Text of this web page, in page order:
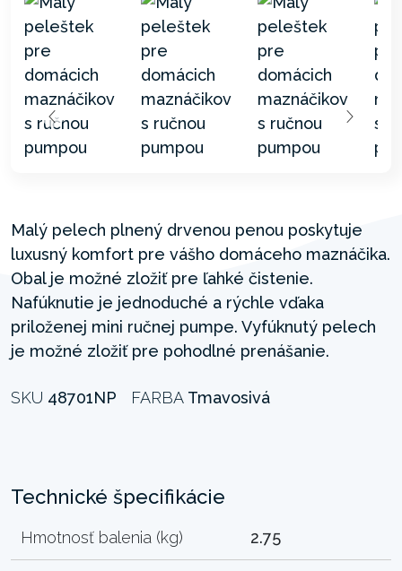
Malý pelech plnený drvenou penou poskytuje
luxusný komfort pre vášho domáceho maznáčika.
Obal je možné zložiť pre ľahké čistenie.
Nafúknutie je jednoduché a rýchle vďaka
priloženej mini ručnej pumpe. Vyfúknutý pelech
je možné zložiť pre pohodlné prenášanie.
SKU 48701NP FARBA Tmavosivá
Technické špecifikácie
Hmotnosť balenia (kg) 2.75